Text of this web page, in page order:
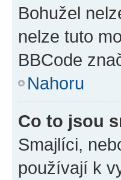
Bohužel
nelze tuto
BBCode
Nahoru
Co to jsou
Smajlíci,
používají k